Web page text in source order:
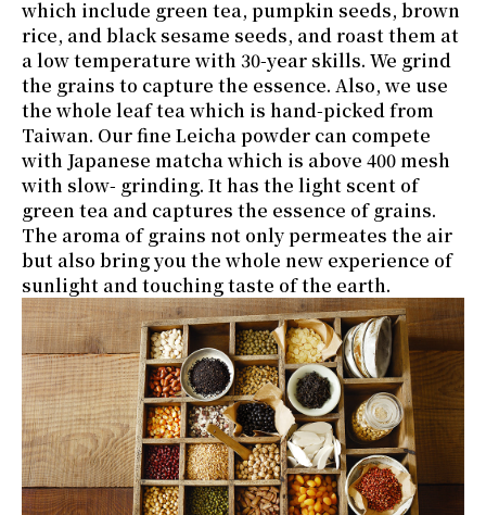
which include green tea, pumpkin seeds, brown
rice, and black sesame seeds, and roast them at
a low temperature with 30-year skills. We grind
the grains to capture the essence. Also, we use
the whole leaf tea which is hand-picked from
Taiwan. Our fine Leicha powder can compete
with Japanese matcha which is above 400 mesh
with slow- grinding. It has the light scent of
green tea and captures the essence of grains.
The aroma of grains not only permeates the air
but also bring you the whole new experience of
sunlight and touching taste of the earth.